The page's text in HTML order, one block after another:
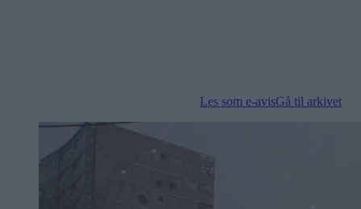
Les som e-avisGå til arkivet